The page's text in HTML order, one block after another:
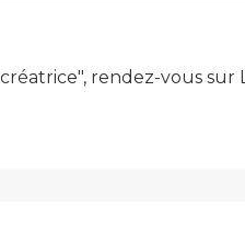
rendez-vous sur